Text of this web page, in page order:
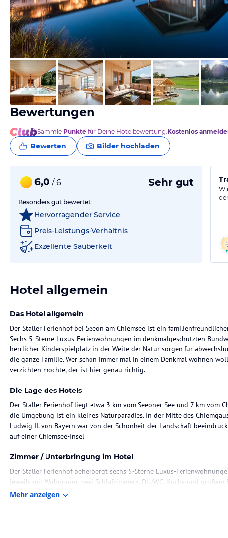
vom Hotelier, September 2016
Bewertungen
Sammle Punkte für Deine Hotelbewertung.Kostenlos
Bewerten Bilder hochladen
6,0 / 6 Sehr gut
Besonders gut bewertet:
Hervorragender Service
Preis-Leistungs-Verhältnis
Exzellente Sauberkeit
Hotel allgemein
Das Hotel allgemein
Der Staller Ferienhof bei Seeon am Chiemsee ist ein
Sechs 5-Sterne Luxus-Ferienwohnungen im denkmalgeschützten
herrlicher Kinderspielplatz in der Weite der Natur sorgen für
die ganze Familie. Wer schon immer mal in einem Denkmal wohnen
verzichten möchte, der ist hier genau richtig.
Die Lage des Hotels
Der Staller Ferienhof liegt etwa 3 km vom Seeoner See und 7 km vom
die Umgebung ist ein kleines Naturparadies. In der Mitte des
Ludwig II. von Bayern war von der Schönheit der Landschaft
auf einer Chiemsee-Insel
Zimmer / Unterbringung im Hotel
Der Staller Ferienhof beherbergt sechs 5-Sterne Luxus-
jeweils mit Wohnraum, zwei Schlafzimmern, DU/WC, Küche und großem
haben einen eigenen Whirlpool. Urlaub auf dem Bauernhof ohne auf
Mehr anzeigen